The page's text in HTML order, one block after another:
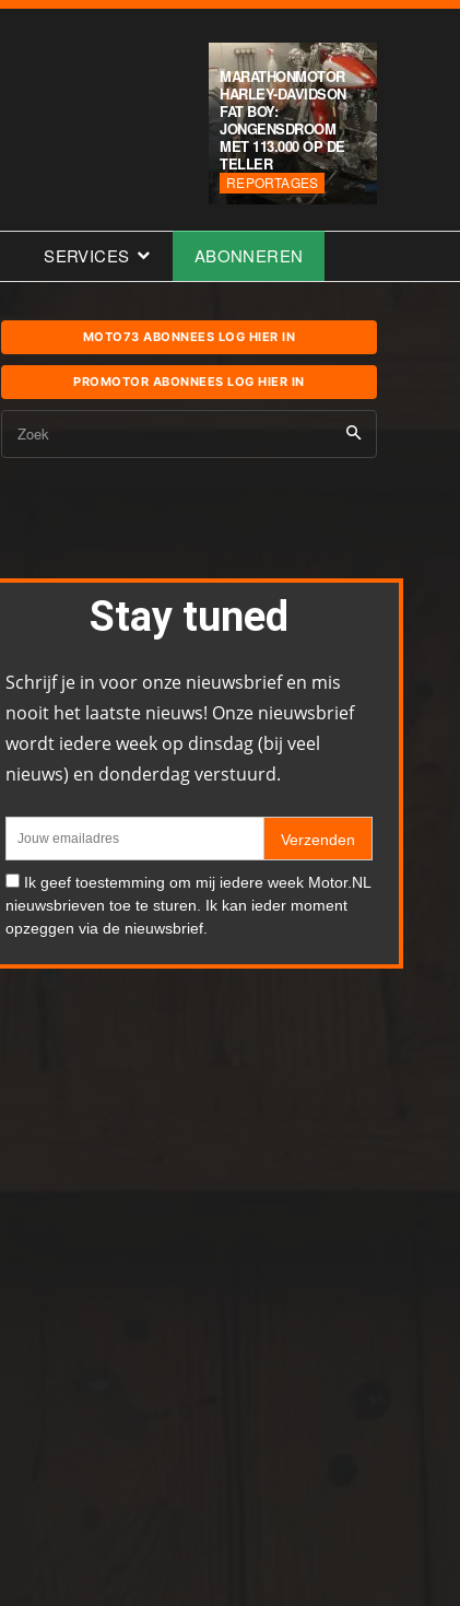
MARATHONMOTOR
HARLEY-DAVIDSON
FAT BOY:
JONGENSDROOM
MET 113.000 OP DE
TELLER
REPORTAGES
SERVICES ABONNEREN
MOTO73 ABONNEES LOG HIER IN
PROMOTOR ABONNEES LOG HIER IN
Zoek
Stay tuned
Schrijf je in voor onze nieuwsbrief en mis
nooit het laatste nieuws! Onze nieuwsbrief
wordt iedere week op dinsdag (bij veel
nieuws) en donderdag verstuurd.
Verzenden
Ik geef toestemming om mij iedere week Motor.NL
nieuwsbrieven toe te sturen. Ik kan ieder moment
opzeggen via de nieuwsbrief.